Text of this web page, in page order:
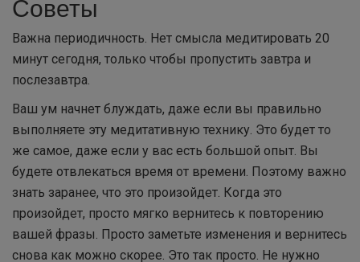
Важна периодичность. Нет смысла медитировать 20
минут сегодня, только чтобы пропустить завтра и
послезавтра.
Ваш ум начнет блуждать, даже если вы правильно
выполняете эту медитативную технику. Это будет то
же самое, даже если у вас есть большой опыт. Вы
будете отвлекаться время от времени. Поэтому важно
знать заранее, что это произойдет. Когда это
произойдет, просто мягко вернитесь к повторению
вашей фразы. Просто заметьте изменения и вернитесь
снова как можно скорее. Это так просто. Не нужно